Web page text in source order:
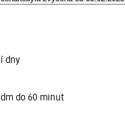
dny
do 60 minut